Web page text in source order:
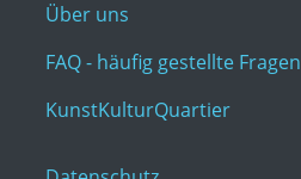
Über uns
FAQ - häufig gestellte Fragen
KunstKulturQuartier